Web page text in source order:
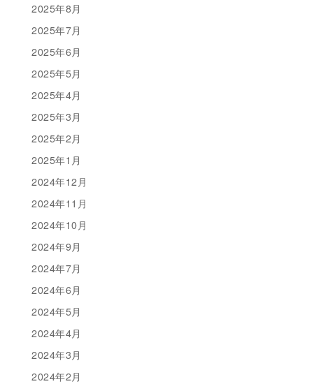
2025年8月
2025年7月
2025年6月
2025年5月
2025年4月
2025年3月
2025年2月
2025年1月
2024年12月
2024年11月
2024年10月
2024年9月
2024年7月
2024年6月
2024年5月
2024年4月
2024年3月
2024年2月